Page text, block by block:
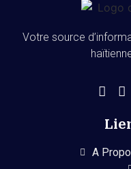
Votre source
A